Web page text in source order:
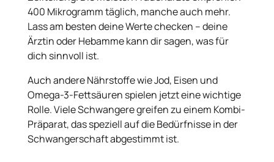
400 Mikrogramm täglich, manche auch mehr.
Lass am besten deine Werte checken – deine
Ärztin oder Hebamme kann dir sagen, was für
dich sinnvoll ist.
Auch andere Nährstoffe wie Jod, Eisen und
Omega-3-Fettsäuren spielen jetzt eine wichtige
Rolle. Viele Schwangere greifen zu einem Kombi-
Präparat, das speziell auf die Bedürfnisse in der
Schwangerschaft abgestimmt ist.